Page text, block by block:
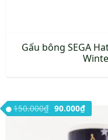
Gấu bông SEGA
150.000₫ Giá gốc là:
90.000₫Giá